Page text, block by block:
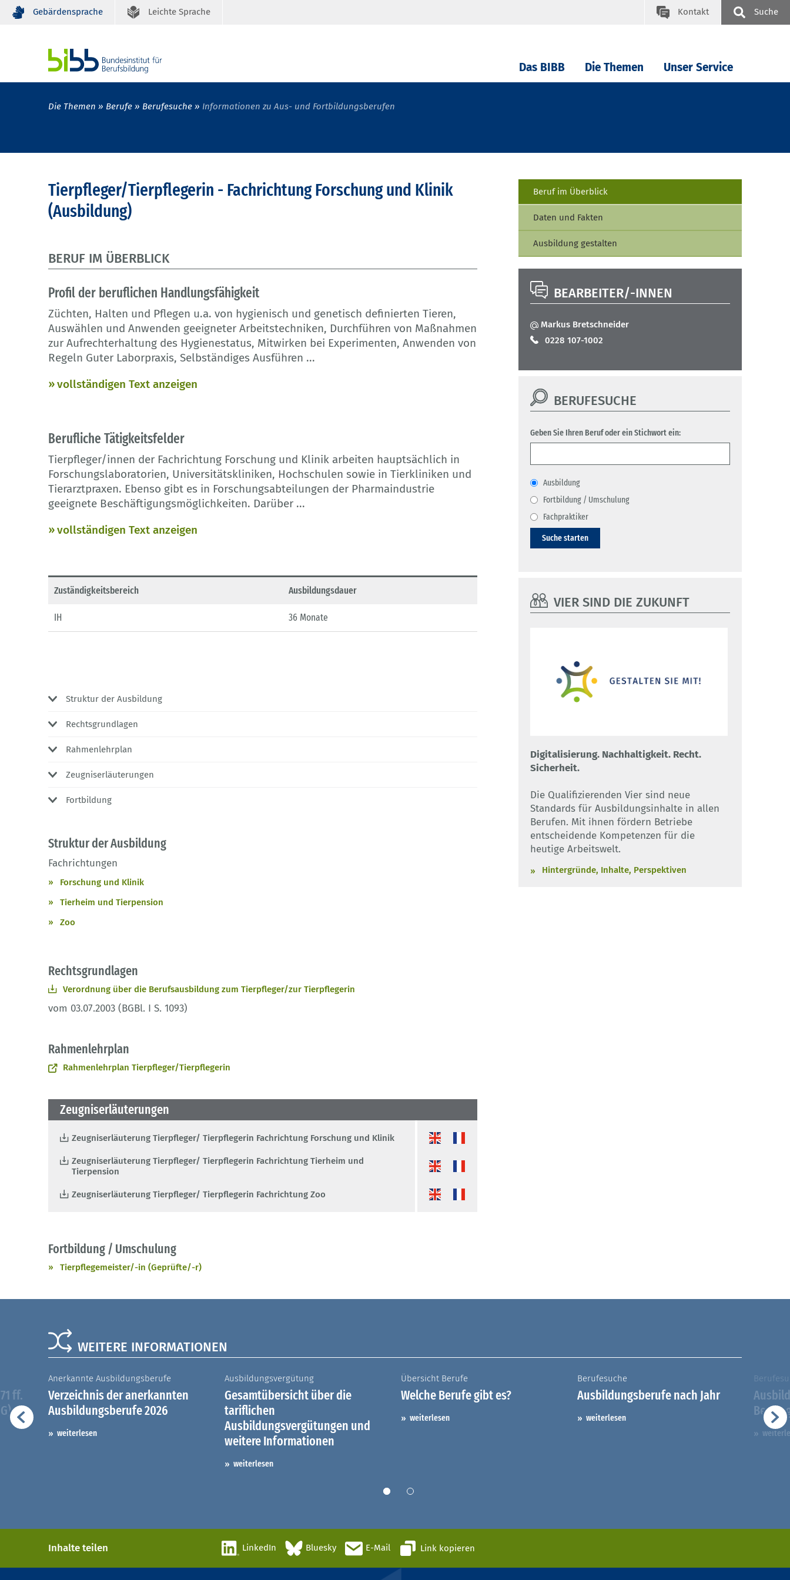
Gebärdensprache Leichte Sprache Kontakt Suche
Das BIBB Die Themen Unser Service
Die Themen Berufe Berufesuche Informationen zu Aus- und Fortbildungsberufen
Tierpfleger/Tierpflegerin - Fachrichtung Forschung und Klinik
(Ausbildung)
BERUF IM ÜBERBLICK
Profil der beruflichen Handlungsfähigkeit
Züchten, Halten und Pflegen u.a. von hygienisch und genetisch definierten Tieren,
Auswählen und Anwenden geeigneter Arbeitstechniken, Durchführen von Maßnahmen
zur Aufrechterhaltung des Hygienestatus, Mitwirken bei Experimenten, Anwenden von
Regeln Guter Laborpraxis, Selbständiges Ausführen ...
vollständigen Text anzeigen
Berufliche Tätigkeitsfelder
Tierpfleger/innen der Fachrichtung Forschung und Klinik arbeiten hauptsächlich in
Forschungslaboratorien, Universitätskliniken, Hochschulen sowie in Tierkliniken und
Tierarztpraxen. Ebenso gibt es in Forschungsabteilungen der Pharmaindustrie
geeignete Beschäftigungsmöglichkeiten. Darüber ...
vollständigen Text anzeigen
Zuständigkeitsbereich Ausbildungsdauer
IH 36 Monate
Struktur der Ausbildung
Rechtsgrundlagen
Rahmenlehrplan
Zeugniserläuterungen
Fortbildung
Struktur der Ausbildung
Fachrichtungen
Forschung und Klinik
Tierheim und Tierpension
Zoo
Rechtsgrundlagen
Verordnung über die Berufsausbildung zum Tierpfleger/zur Tierpflegerin
vom 03.07.2003 (BGBl. I S. 1093)
Rahmenlehrplan
Rahmenlehrplan Tierpfleger/Tierpflegerin
Zeugniserläuterungen
Zeugniserläuterung Tierpfleger/ Tierpflegerin Fachrichtung Forschung und Klinik
Zeugniserläuterung Tierpfleger/ Tierpflegerin Fachrichtung Tierheim und
Tierpension
Zeugniserläuterung Tierpfleger/ Tierpflegerin Fachrichtung Zoo
Fortbildung / Umschulung
Tierpflegemeister/-in (Geprüfte/-r)
Beruf im Überblick
Daten und Fakten
Ausbildung gestalten
BEARBEITER/-INNEN
Markus Bretschneider
0228 107-1002
BERUFESUCHE
Geben Sie Ihren Beruf oder ein Stichwort ein:
Ausbildung
Fortbildung / Umschulung
Fachpraktiker
Suche starten
VIER SIND DIE ZUKUNFT
Digitalisierung. Nachhaltigkeit. Recht.
Sicherheit.
Die Qualifizierenden Vier sind neue
Standards für Ausbildungsinhalte in allen
Berufen. Mit ihnen fördern Betriebe
entscheidende Kompetenzen für die
heutige Arbeitswelt.
Hintergründe, Inhalte, Perspektiven
WEITERE INFORMATIONEN
ff.
Anerkannte Ausbildungsberufe
Verzeichnis der anerkannten
Ausbildungsberufe 2026
weiterlesen
Ausbildungsvergütung
Gesamtübersicht über die
tariflichen
Ausbildungsvergütungen und
weitere Informationen
weiterlesen
Übersicht Berufe
Welche Berufe gibt es?
weiterlesen
Berufesuche
Ausbildungsberufe nach Jahr
weiterlesen
Inhalte teilen LinkedIn Bluesky E-Mail Link kopieren